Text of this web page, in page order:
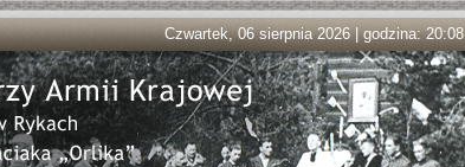
Czwartek, 06 sierpnia 2026 | godzina: 20:08